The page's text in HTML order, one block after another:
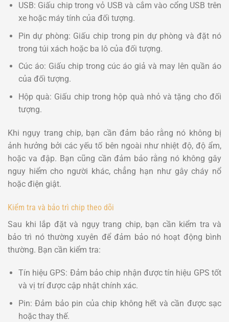
USB: Giấu chip trong vỏ USB và cắm vào cổng USB trên
xe hoặc máy tính của đối tượng.
Pin dự phòng: Giấu chip trong pin dự phòng và đặt nó
trong túi xách hoặc ba lô của đối tượng.
Cúc áo: Giấu chip trong cúc áo giả và may lên quần áo
của đối tượng.
Hộp quà: Giấu chip trong hộp quà nhỏ và tặng cho đối
tượng.
Khi ngụy trang chip, bạn cần đảm bảo rằng nó không bị
ảnh hưởng bởi các yếu tố bên ngoài như nhiệt độ, độ ẩm,
hoặc va đập. Bạn cũng cần đảm bảo rằng nó không gây
nguy hiểm cho người khác, chẳng hạn như gây cháy nổ
hoặc điện giật.
Kiểm tra và bảo trì chip theo dõi
Sau khi lắp đặt và ngụy trang chip, bạn cần kiểm tra và
bảo trì nó thường xuyên để đảm bảo nó hoạt động bình
thường. Bạn cần kiểm tra:
Tín hiệu GPS: Đảm bảo chip nhận được tín hiệu GPS tốt
và vị trí được cập nhật chính xác.
Pin: Đảm bảo pin của chip không hết và cần được sạc
hoặc thay thế.